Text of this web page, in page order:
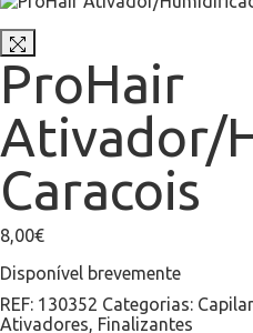
ProHair
Ativador/
Caracois
8,00€
Disponível brevemente
REF: 130352 Categorias:
Ativadores, Finalizantes